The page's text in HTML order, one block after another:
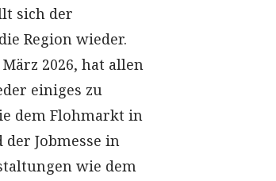
sich der
Region wieder.
2026, hat allen
einiges zu
dem Flohmarkt in
Jobmesse in
wie dem